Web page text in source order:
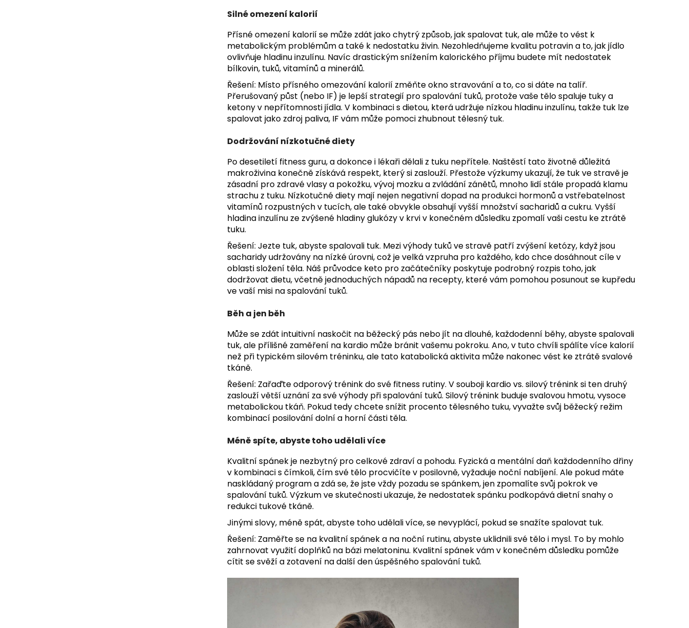
Silné omezení kalorií
Přísné omezení kalorií se může zdát jako chytrý způsob, jak spalovat tuk, ale může to vést k
metabolickým problémům a také k nedostatku živin. Nezohledňujeme kvalitu potravin a to, jak jídlo
ovlivňuje hladinu inzulínu. Navíc drastickým snížením kalorického příjmu budete mít nedostatek
bílkovin, tuků, vitamínů a minerálů.
Řešení: Místo přísného omezování kalorií změňte okno stravování a to, co si dáte na talíř.
Přerušovaný půst (nebo IF) je lepší strategií pro spalování tuků, protože vaše tělo spaluje tuky a
ketony v nepřítomnosti jídla. V kombinaci s dietou, která udržuje nízkou hladinu inzulínu, takže tuk lze
spalovat jako zdroj paliva, IF vám může pomoci zhubnout tělesný tuk.
Dodržování nízkotučné diety
Po desetiletí fitness guru, a dokonce i lékaři dělali z tuku nepřítele. Naštěstí tato životně důležitá
makroživina konečně získává respekt, který si zaslouží. Přestože výzkumy ukazují, že tuk ve stravě je
zásadní pro zdravé vlasy a pokožku, vývoj mozku a zvládání zánětů, mnoho lidí stále propadá klamu
strachu z tuku. Nízkotučné diety mají nejen negativní dopad na produkci hormonů a vstřebatelnost
vitamínů rozpustných v tucích, ale také obvykle obsahují vyšší množství sacharidů a cukru. Vyšší
hladina inzulínu ze zvýšené hladiny glukózy v krvi v konečném důsledku zpomalí vaši cestu ke ztrátě
tuku.
Řešení: Jezte tuk, abyste spalovali tuk. Mezi výhody tuků ve stravě patří zvýšení ketózy, když jsou
sacharidy udržovány na nízké úrovni, což je velká vzpruha pro každého, kdo chce dosáhnout cíle v
oblasti složení těla. Náš průvodce keto pro začátečníky poskytuje podrobný rozpis toho, jak
dodržovat dietu, včetně jednoduchých nápadů na recepty, které vám pomohou posunout se kupředu
ve vaší misi na spalování tuků.
Běh a jen běh
Může se zdát intuitivní naskočit na běžecký pás nebo jít na dlouhé, každodenní běhy, abyste spalovali
tuk, ale přílišné zaměření na kardio může bránit vašemu pokroku. Ano, v tuto chvíli spálíte více kalorií
než při typickém silovém tréninku, ale tato katabolická aktivita může nakonec vést ke ztrátě svalové
tkáně.
Řešení: Zařaďte odporový trénink do své fitness rutiny. V souboji kardio vs. silový trénink si ten druhý
zaslouží větší uznání za své výhody při spalování tuků. Silový trénink buduje svalovou hmotu, vysoce
metabolickou tkáň. Pokud tedy chcete snížit procento tělesného tuku, vyvažte svůj běžecký režim
kombinací posilování dolní a horní části těla.
Méně spíte, abyste toho udělali více
Kvalitní spánek je nezbytný pro celkové zdraví a pohodu. Fyzická a mentální daň každodenního dřiny
v kombinaci s čímkoli, čím své tělo procvičíte v posilovně, vyžaduje noční nabíjení. Ale pokud máte
naskládaný program a zdá se, že jste vždy pozadu se spánkem, jen zpomalíte svůj pokrok ve
spalování tuků. Výzkum ve skutečnosti ukazuje, že nedostatek spánku podkopává dietní snahy o
redukci tukové tkáně.
Jinými slovy, méně spát, abyste toho udělali více, se nevyplácí, pokud se snažíte spalovat tuk.
Řešení: Zaměřte se na kvalitní spánek a na noční rutinu, abyste uklidnili své tělo i mysl. To by mohlo
zahrnovat využití doplňků na bázi melatoninu. Kvalitní spánek vám v konečném důsledku pomůže
cítit se svěží a zotavení na další den úspěšného spalování tuků.